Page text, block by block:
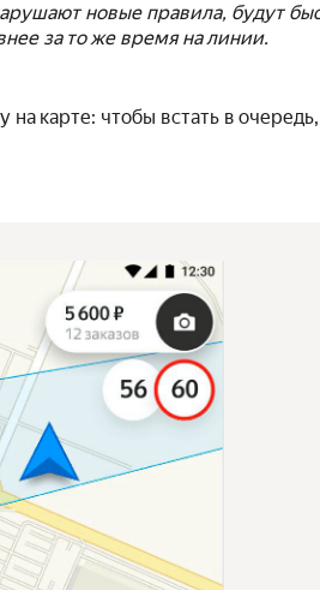
новые правила, будут
за то же время на линии.
карте: чтобы встать в